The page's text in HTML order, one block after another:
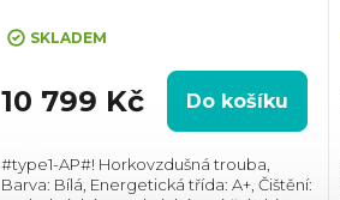
SKLADEM
10 799 Kč Do košíku
#type1-AP#! Horkovzdušná trouba,
Barva: Bílá, Energetická třída: A+, Čištění: